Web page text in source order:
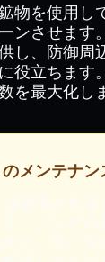
物を使用し
ンさせます
し、防御周
役立ちます
を最大化し
メンテナン